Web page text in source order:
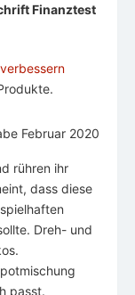
Finanztest
rühren ihr
dass diese
Dreh- und
passt.